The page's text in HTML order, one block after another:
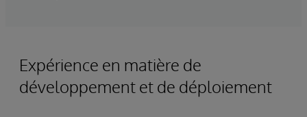
Expérience en matière de
développement et de déploiement